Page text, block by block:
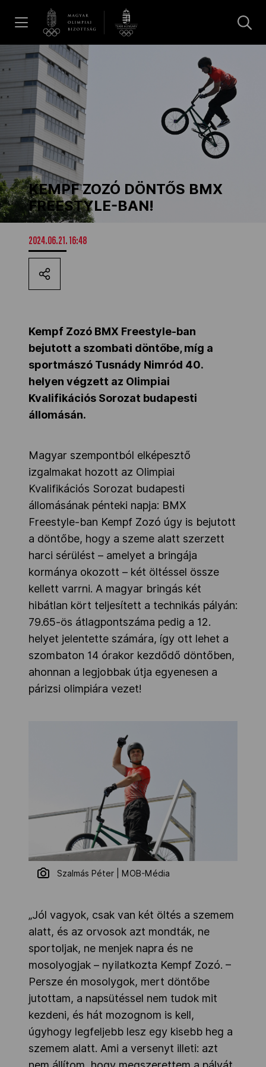
Hírek
Galéria
Dakar 2026
Los Angeles 2028
MOB
Kettőskarrier-program
NOB
Társszervezetek
OVEP
Adatbank
KEMPF ZOZÓ DÖNTŐS BMX
FREESTYLE-BAN!
2024.06.21. 16:48
Kempf Zozó BMX Freestyle-ban
bejutott a szombati döntőbe, míg a
sportmászó Tusnády Nimród 40.
helyen végzett az Olimpiai
Kvalifikációs Sorozat budapesti
állomásán.
Magyar szempontból elképesztő
izgalmakat hozott az Olimpiai
Kvalifikációs Sorozat budapesti
állomásának pénteki napja: BMX
Freestyle-ban Kempf Zozó úgy is bejutott
a döntőbe, hogy a szeme alatt szerzett
harci sérülést – amelyet a bringája
kormánya okozott – két öltéssel össze
kellett varrni. A magyar bringás két
hibátlan kört teljesített a technikás pályán:
79.65-ös átlagpontszáma pedig a 12.
helyet jelentette számára, így ott lehet a
szombaton 14 órakor kezdődő döntőben,
ahonnan a legjobbak útja egyenesen a
párizsi olimpiára vezet!
Szalmás Péter | MOB-Média
„Jól vagyok, csak van két öltés a szemem
alatt, és az orvosok azt mondták, ne
sportoljak, ne menjek napra és ne
mosolyogjak – nyilatkozta Kempf Zozó. –
Persze én mosolygok, mert döntőbe
jutottam, a napsütéssel nem tudok mit
kezdeni, és hát mozognom is kell,
úgyhogy legfeljebb lesz egy kisebb heg a
szemem alatt. Ami a versenyt illeti: azt